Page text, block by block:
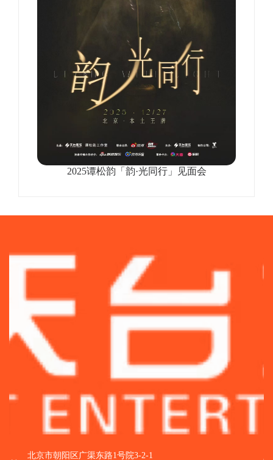
2025谭松韵「韵·光同行」见面会
北京市朝阳区广渠东路1号院3-2-1